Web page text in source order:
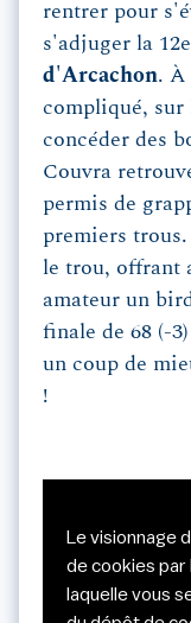
rentrer pour
s'adjuger la
d'Arcachon. À
compliqué,
concéder des
Couvra
permis de
premiers
le trou, offrant
amateur un
finale de 68 (-
un coup de
!
Le
de cookies
laquelle vous